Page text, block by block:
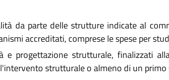
da parte delle strutture indicate al
accreditati, comprese le spese per
progettazione strutturale, finalizzati
strutturale o almeno di un